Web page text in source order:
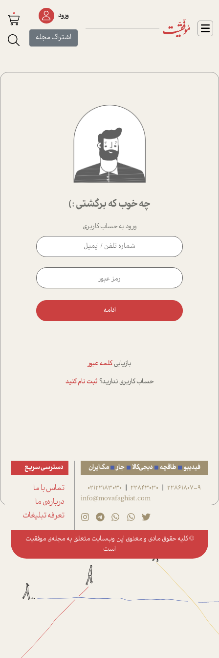
ورود
اشتراک مجله
0
چه خوب که برگشتی :)
ورود به حساب کاربری
ادامه
بازیابی کلمه عبور
حساب کاربری ندارید؟ ثبت نام کنید
فیدیبو طاقچه دیجی‌کالا جار مگ‌ایران
22861807-9
|
22843030
|
02122183030
info@movafaghiat.com
دسترسی سریع
تماس با ما
درباره‌ی ما
تعرفه تبلیغات
© کلیه حقوق مادی و معنوی این وب‌سایت متعلق به مجله‌ی موفقیت
است